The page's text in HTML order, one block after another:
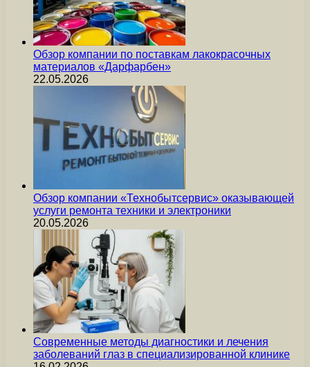
Обзор компании по поставкам лакокрасочных
материалов «Дарфарбен»
22.05.2026
Обзор компании «Технобытсервис» оказывающей
услуги ремонта техники и электроники
20.05.2026
Современные методы диагностики и лечения
заболеваний глаз в специализированной клинике